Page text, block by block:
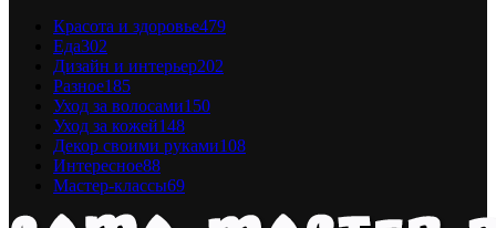
Красота и здоровье479
Еда302
Дизайн и интерьер202
Разное185
Уход за волосами150
Уход за кожей148
Декор своими руками108
Интересное88
Мастер-классы69